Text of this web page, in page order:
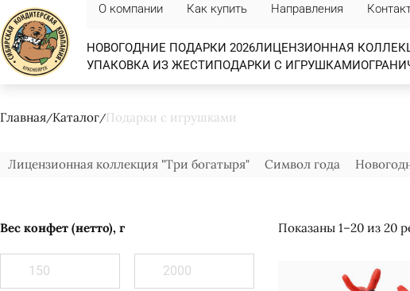
О компании Как купить Направления
НОВОГОДНИЕ ПОДАРКИ 2026ЛИЦЕНЗИОННАЯ
УПАКОВКА ИЗ ЖЕСТИПОДАРКИ С ИГРУШКАМИ
Главная Каталог Подарки с игрушками
Лицензионная коллекция "Три богатыря" Символ года
Вес конфет (нетто), г Показаны 1–20 из 20